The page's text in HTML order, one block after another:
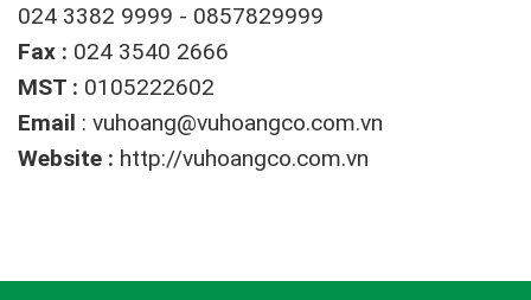
024 3382 9999 - 0857829999
Fax : 024 3540 2666
MST : 0105222602
Email : vuhoang@vuhoangco.com.vn
Website : http://vuhoangco.com.vn